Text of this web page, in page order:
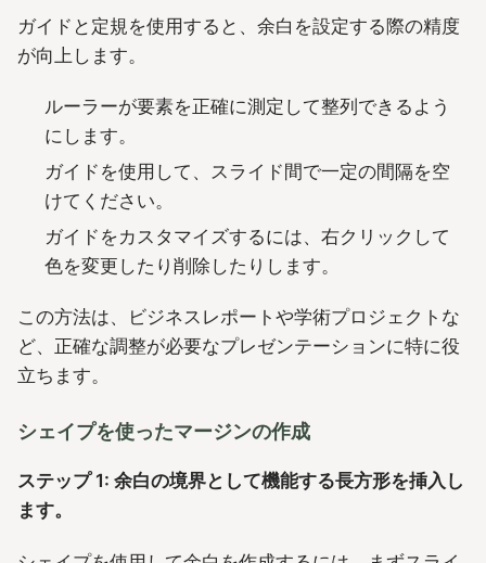
ガイドと定規を使用すると、余白を設定する際の精度
が向上します。
ルーラーが要素を正確に測定して整列できるよう
にします。
ガイドを使用して、スライド間で一定の間隔を空
けてください。
ガイドをカスタマイズするには、右クリックして
色を変更したり削除したりします。
この方法は、ビジネスレポートや学術プロジェクトな
ど、正確な調整が必要なプレゼンテーションに特に役
立ちます。
シェイプを使ったマージンの作成
ステップ 1: 余白の境界として機能する長方形を挿入し
ます。